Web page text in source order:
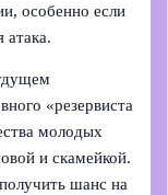
особенно если
атака.
«резервиста
молодых
и скамейкой.
шанс на